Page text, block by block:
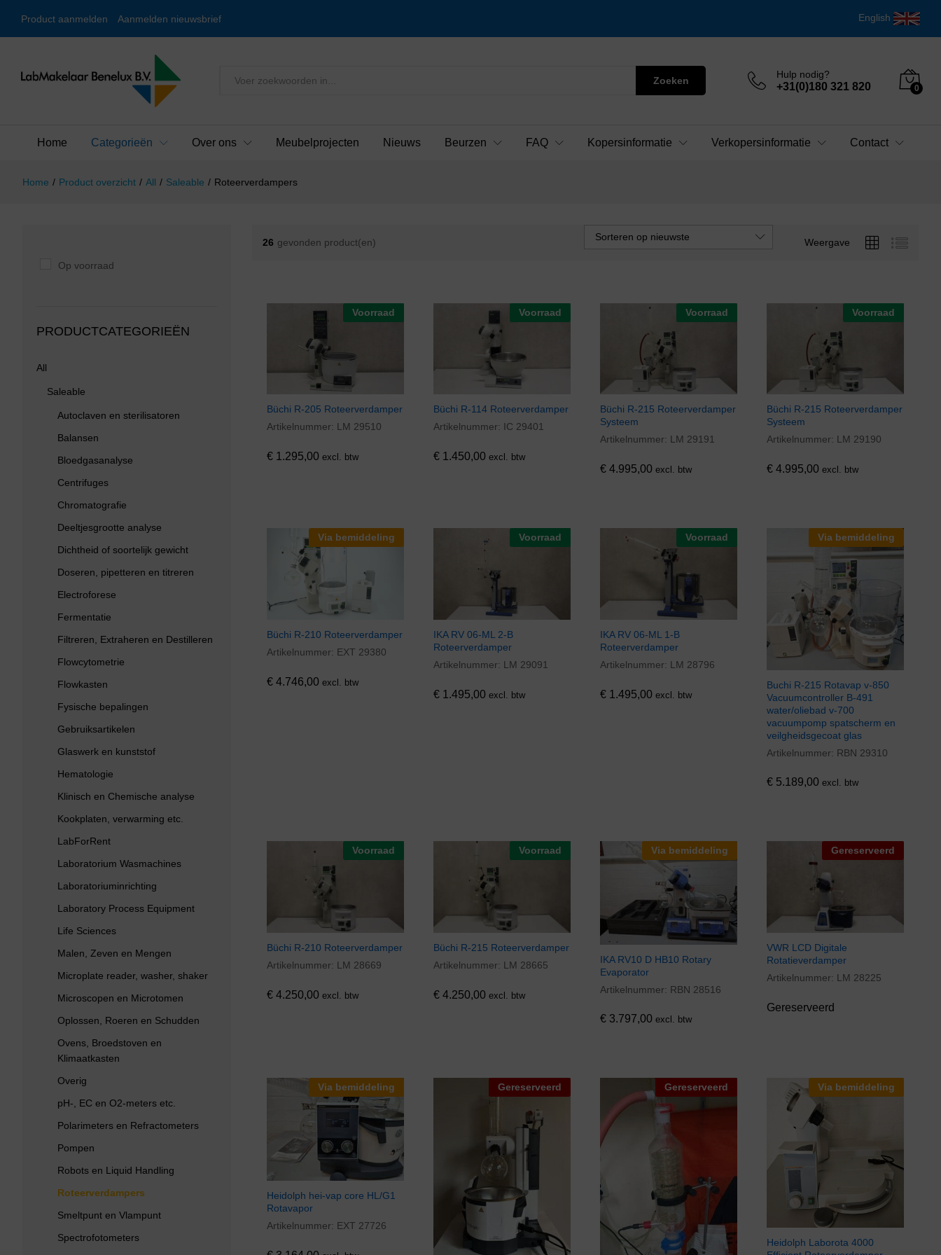
Product aanmelden Aanmelden nieuwsbrief English
Alles Zoeken
Hulp nodig?
+31(0)180 321 820 0
Home Categorieën Over ons Meubelprojecten Nieuws Beurzen FAQ Kopersinformatie Verkopersinformatie Contact
Home / Product overzicht / All / Saleable / Roteerverdampers
26 gevonden product(en) Weergave
Sorteren op nieuwste
Voorraad
Büchi R-205 Roteerverdamper
Artikelnummer: LM 29510
€1.295,00 excl. btw
€1.295,00
Voorraad
Büchi R-114 Roteerverdamper
Artikelnummer: IC 29401
€1.450,00 excl. btw
€1.450,00
Voorraad
Büchi R-215 Roteerverdamper
Systeem
Artikelnummer: LM 29191
€4.995,00 excl. btw
€4.995,00
Voorraad
Büchi R-215 Roteerverdamper
Systeem
Artikelnummer: LM 29190
€4.995,00 excl. btw
€4.995,00
Via bemiddeling
Büchi R-210 Roteerverdamper
Artikelnummer: EXT 29380
€4.746,00 excl. btw
€4.746,00
Voorraad
IKA RV 06-ML 2-B
Roteerverdamper
Artikelnummer: LM 29091
€1.495,00 excl. btw
€1.495,00
Voorraad
IKA RV 06-ML 1-B
Roteerverdamper
Artikelnummer: LM 28796
€1.495,00 excl. btw
€1.495,00
Via bemiddeling
Buchi R-215 Rotavap v-850
Vacuumcontroller B-491
water/oliebad v-700
vacuumpomp spatscherm en
veilgheidsgecoat glas
Artikelnummer: RBN 29310
€5.189,00 excl. btw
€5.189,00
Voorraad
Büchi R-210 Roteerverdamper
Artikelnummer: LM 28669
€4.250,00 excl. btw
€4.250,00
Voorraad
Büchi R-215 Roteerverdamper
Artikelnummer: LM 28665
€4.250,00 excl. btw
€4.250,00
Via bemiddeling
IKA RV10 D HB10 Rotary
Evaporator
Artikelnummer: RBN 28516
€3.797,00 excl. btw
€3.797,00
Gereserveerd
VWR LCD Digitale
Rotatieverdamper
Artikelnummer: LM 28225
Gereserveerd
Via bemiddeling
Heidolph hei-vap core HL/G1
Rotavapor
Artikelnummer: EXT 27726
€3.164,00
Gereserveerd Gereserveerd Via bemiddeling
Heidolph Laborota 4000
Op voorraad
PRODUCTCATEGORIEËN
All
Saleable
Autoclaven en sterilisatoren
Balansen
Bloedgasanalyse
Centrifuges
Chromatografie
Deeltjesgrootte analyse
Dichtheid of soortelijk gewicht
Doseren, pipetteren en titreren
Electroforese
Fermentatie
Filtreren, Extraheren en Destilleren
Flowcytometrie
Flowkasten
Fysische bepalingen
Gebruiksartikelen
Glaswerk en kunststof
Hematologie
Klinisch en Chemische analyse
Kookplaten, verwarming etc.
LabForRent
Laboratorium Wasmachines
Laboratoriuminrichting
Laboratory Process Equipment
Life Sciences
Malen, Zeven en Mengen
Microplate reader, washer, shaker
Microscopen en Microtomen
Oplossen, Roeren en Schudden
Ovens, Broedstoven en
Klimaatkasten
Overig
pH-, EC en O2-meters etc.
Polarimeters en Refractometers
Pompen
Robots en Liquid Handling
Roteerverdampers
Smeltpunt en Vlampunt
Spectrofotometers